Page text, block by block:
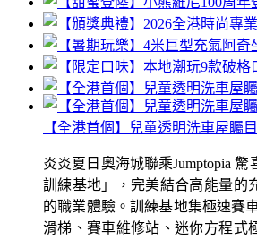
【全港首個】兒童透明洗車屋矚
炎炎夏日奧海城聯乘Jumptopia
訓練基地」，完美結合高能量的
的職業體驗。訓練基地集極速賽
滑梯、賽車維修站、迷你方程式